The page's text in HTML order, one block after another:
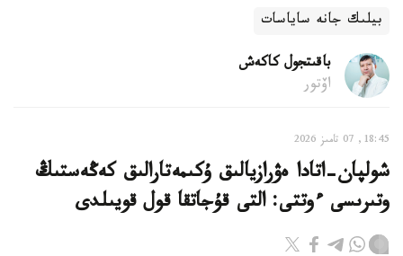
بيلىك جانە ساياسات
باقىتجول كاكەش
اۆتور
18:45, 07 تامىز 2026
شولپان-اتادا ەۋرازيالىق ۇكىمەتارالىق كەڭەستىڭ
وتىرىسى ءوتتى: التى قۇجاتقا قول قويىلدى